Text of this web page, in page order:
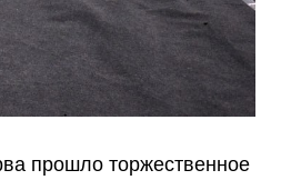
прошло торжественное